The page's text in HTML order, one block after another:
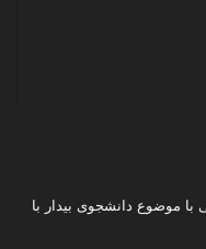
موضوع دانشجوی بیدار با